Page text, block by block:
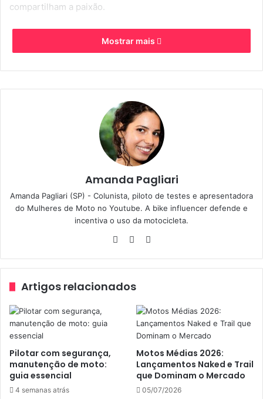
compartilham a paixão.
Yamaha PS5 R3Horas
por pilotos que atuem em categorias semelhantes entre
A formação ideal indicada pela organização da prova seria,
por exemplo: um piloto de 300cc + um piloto de 600cc +
um piloto de 1.000cc. As formações dos times estão
sujeitas a avaliação e aprovação dos organizadores.
A largada acontece no estilo Le Mans – os pilotos ficam
enfileirados de um lado da pista e as motos do outro,
então os pilotos correm, dão a partida e largam para a
pista. Os pilotos da equipe se revezam na mesma moto
YZF-R3 e podem ficar na pista, no máximo, 30 minutos.
Depois, o piloto precisa entrar para o box para a troca
obrigatória de condutor da moto, com uma parada mínima
de pneus. Além disso, o piloto que retornou ao box
precisa fazer um intervalo de, no mínimo, 30 minutos
antes de poder voltar à pista.
Mostrar mais
Amanda Pagliari
Amanda Pagliari (SP) - Colunista, piloto de testes e apresentadora
do Mulheres de Moto no Youtube. A bike influencer defende e
incentiva o uso da motocicleta.
WebsiteFacebook
Artigos relacionados
Pilotar com segurança,
manutenção de moto:
guia essencial
4 semanas atrás
Motos Médias 2026:
Lançamentos Naked e Trail
que Dominam o Mercado
05/07/2026